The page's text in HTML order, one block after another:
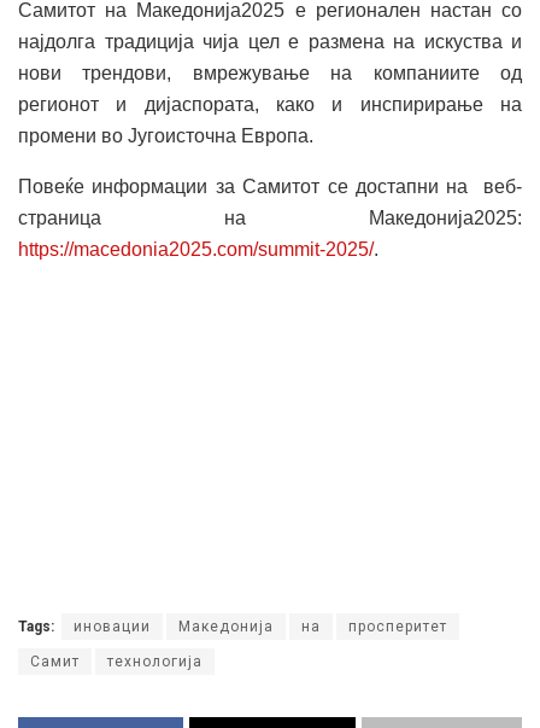
Самитот на Македонија2025 е регионален настан со
најдолга традиција чија цел е размена на искуства и
нови трендови, вмрежување на компаниите од
регионот и дијаспората, како и инспирирање на
промени во Југоисточна Европа.
Повеќе информации за Самитот се достапни на веб-
страница на Македонија2025:
https://macedonia2025.com/summit-2025/.
Tags: иновации Македонија на просперитет
Самит технологија